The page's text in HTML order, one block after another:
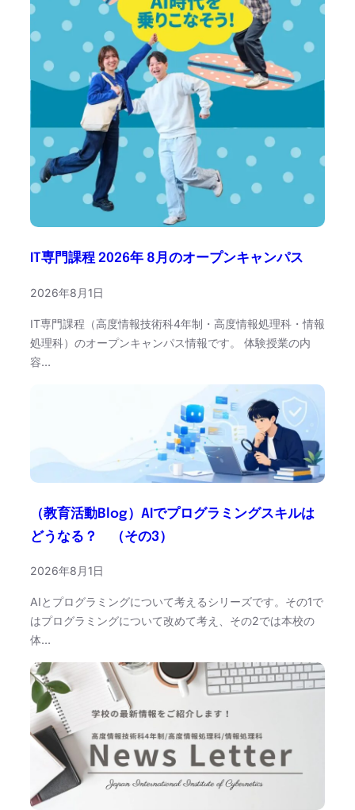
IT専門課程 2026年 8月のオープンキャンパス
2026年8月1日
IT専門課程（高度情報技術科4年制・高度情報処理科・情報
処理科）のオープンキャンパス情報です。 体験授業の内
容…
（教育活動Blog）AIでプログラミングスキルは
どうなる？ （その3）
2026年8月1日
AIとプログラミングについて考えるシリーズです。その1で
はプログラミングについて改めて考え、その2では本校の
体…